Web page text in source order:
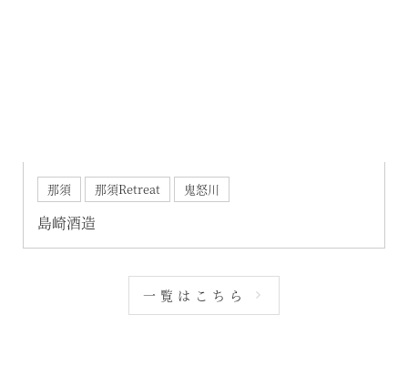
那須 那須Retreat 鬼怒川
島崎酒造
一覧はこちら